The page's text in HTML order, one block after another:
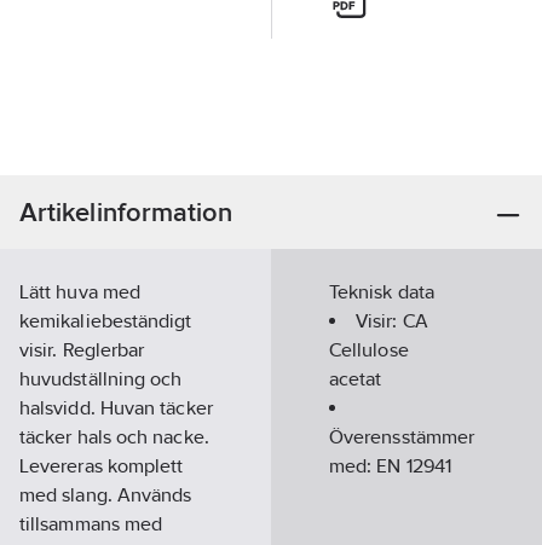
Artikelinformation
Lätt huva med
kemikaliebeständigt
visir. Reglerbar
huvudställning och
halsvidd. Huvan täcker
täcker hals och nacke.
Levereras komplett
med slang. Används
tillsammans med
Teknisk data
Visir: CA
Cellulose
acetat
Överensstämmer
med: EN 12941